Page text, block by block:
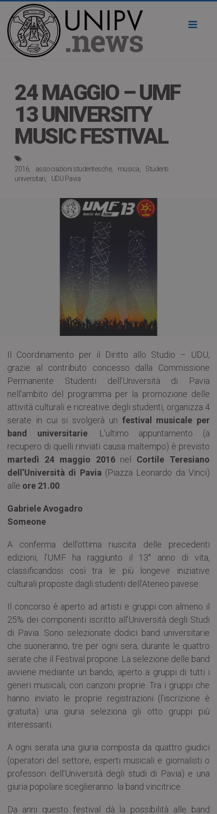
24 MAGGIO – UMF
13 UNIVERSITY
MUSIC FESTIVAL
2016 associazioni studentesche musica
Studenti
universitari
UDU Pavia
Il Coordinamento per il Diritto allo Studio – UDU,
grazie al contributo concesso dalla Commissione
Permanente Studenti dell’Università di Pavia
nell’ambito del programma per la promozione delle
attività culturali e ricreative degli studenti, organizza 4
serate in cui si svolgerà un festival musicale per
band universitarie. L’ultimo appuntamento (a
recupero di quelli rinviati causa maltempo) è previsto
martedì 24 maggio 2016nel Cortile Teresiano
dell’Università di Pavia (Piazza Leonardo da Vinci)
alle ore 21.00
Gabriele Avogadro
Someone
A conferma dell’ottima riuscita delle precedenti
edizioni, l’UMF ha raggiunto il 13° anno di vita,
classificandosi così tra le più longeve iniziative
culturali proposte dagli studenti dell’Ateneo pavese.
Il concorso è aperto ad artisti e gruppi con almeno il
25% dei componenti iscritto all’Università degli Studi
di Pavia. Sono selezionate dodici band universitarie
che suoneranno, tre per ogni sera, durante le quattro
serate che il Festival propone. La selezione delle band
avviene mediante un bando, aperto a gruppi di tutti i
generi musicali, con canzoni proprie. Tra i gruppi che
hanno inviato le proprie registrazioni (l’iscrizione è
gratuita) una giuria seleziona gli otto gruppi più
interessanti.
A ogni serata una giuria composta da quattro giudici
(operatori del settore, esperti musicali e giornalisti o
professori dell’Università degli studi di Pavia) e una
giuria popolare sceglieranno la band vincitrice.
Da anni questo festival dà la possibilità alle band